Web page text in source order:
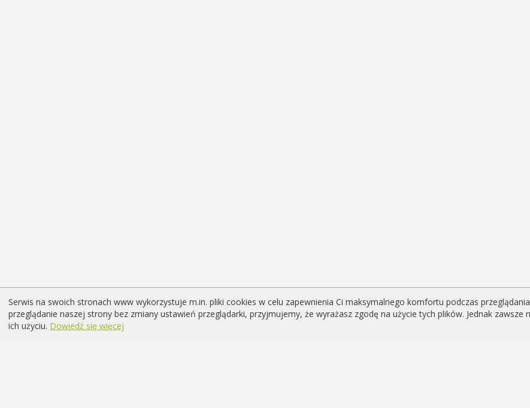
Serwis na swoich stronach www wykorzystuje m.in. pliki cookies w celu zapewnienia Ci maksymalnego komfortu podczas
przeglądanie naszej strony bez zmiany ustawień przeglądarki, przyjmujemy, że wyrażasz zgodę na użycie tych plików. Jednak
ich użyciu. Dowiedź się więcej